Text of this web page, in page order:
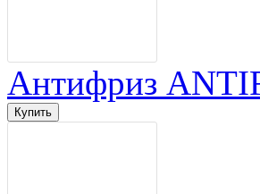
Антифриз